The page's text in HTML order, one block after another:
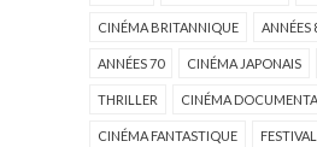
CINÉMA BRITANNIQUE ANNÉES
ANNÉES 70 CINÉMA JAPONAIS
THRILLER CINÉMA
CINÉMA FANTASTIQUE FESTIVAL